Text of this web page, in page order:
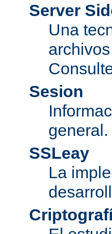
Server
Una
Sesion
general.
SSLeay
La